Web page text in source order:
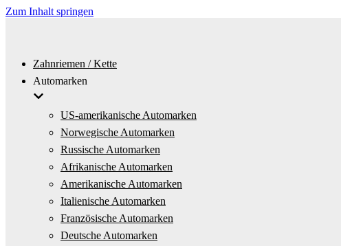
Zum Inhalt springen
Zahnriemen / Kette
Automarken
US-amerikanische Automarken
Norwegische Automarken
Russische Automarken
Afrikanische Automarken
Amerikanische Automarken
Italienische Automarken
Französische Automarken
Deutsche Automarken